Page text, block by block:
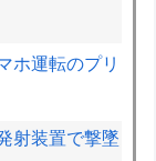
ホ運転のプリ
射装置で撃墜